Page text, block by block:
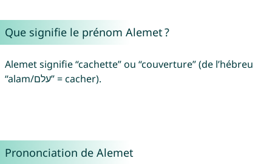
Que signifie le prénom Alemet ?
Alemet signifie “cachette” ou “couverture” (de l’hébreu
“alam/עלם” = cacher).
Prononciation de Alemet